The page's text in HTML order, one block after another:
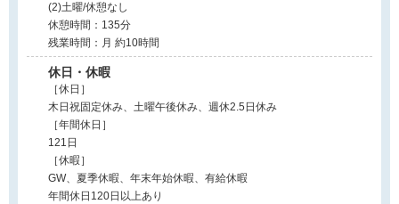
(2)土曜/休憩なし
休憩時間：135分
残業時間：月 約10時間
休日・休暇
［休日］
木日祝固定休み、土曜午後休み、週休2.5日休み
［年間休日］
121日
［休暇］
GW、夏季休暇、年末年始休暇、有給休暇
年間休日120日以上あり